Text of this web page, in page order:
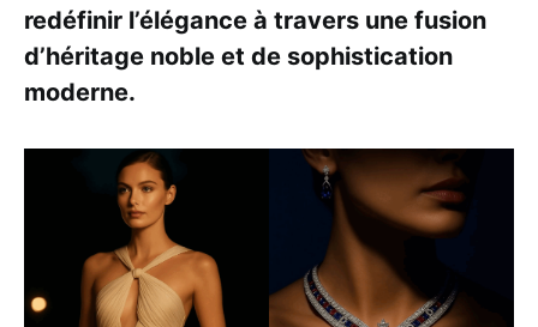
redéfinir l’élégance à travers une fusion
d’héritage noble et de sophistication
moderne.